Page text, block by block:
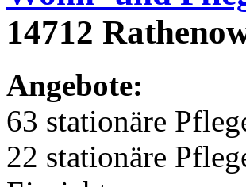
14712
Angebote:
63 stationäre
22 stationäre